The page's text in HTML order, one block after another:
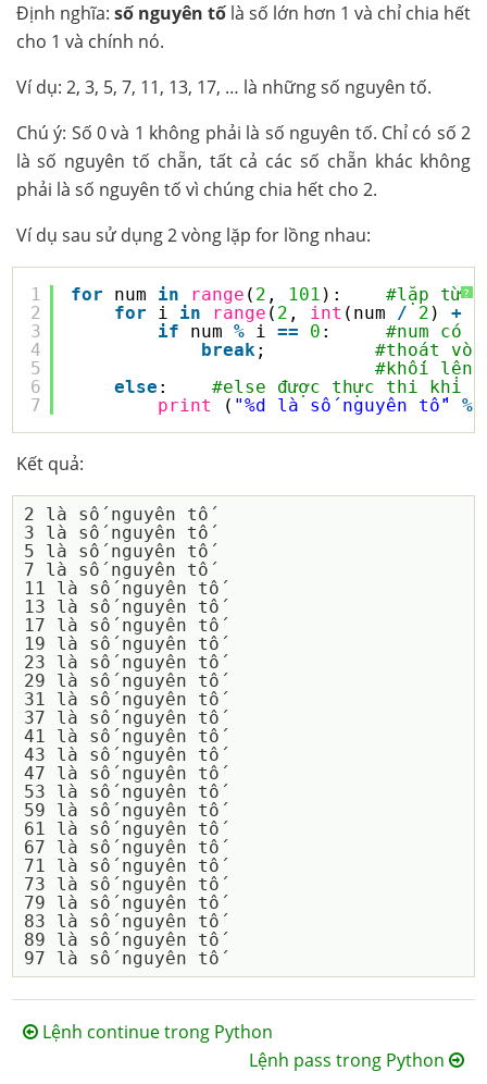
Định nghĩa: số nguyên tốlà số lớn hơn 1 và chỉ chia hết
cho 1 và chính nó.
Ví dụ: 2, 3, 5, 7, 11, 13, 17, … là những số nguyên tố.
Chú ý: Số 0 và 1 không phải là số nguyên tố. Chỉ có số 2
là số nguyên tố chẵn, tất cả các số chẵn khác không
phải là số nguyên tố vì chúng chia hết cho 2.
Ví dụ sau sử dụng 2 vòng lặp for lồng nhau:
?
1
2
3
4
5
6
7
for num in range ( 2 , 101 ): #lặp từ
for
i in range ( 2 , int (num / 2 ) +
if
num % i == 0 : #num có
break; #thoát
#khối
else : #else được thực thi khi
print
( "%d là số nguyên tố" %
Kết quả:
2 là số nguyên tố
3 là số nguyên tố
5 là số nguyên tố
7 là số nguyên tố
11 là số nguyên tố
13 là số nguyên tố
17 là số nguyên tố
19 là số nguyên tố
23 là số nguyên tố
29 là số nguyên tố
31 là số nguyên tố
37 là số nguyên tố
41 là số nguyên tố
43 là số nguyên tố
47 là số nguyên tố
53 là số nguyên tố
59 là số nguyên tố
61 là số nguyên tố
67 là số nguyên tố
71 là số nguyên tố
73 là số nguyên tố
79 là số nguyên tố
83 là số nguyên tố
89 là số nguyên tố
Lệnh continue trong Python
Lệnh pass trong Python